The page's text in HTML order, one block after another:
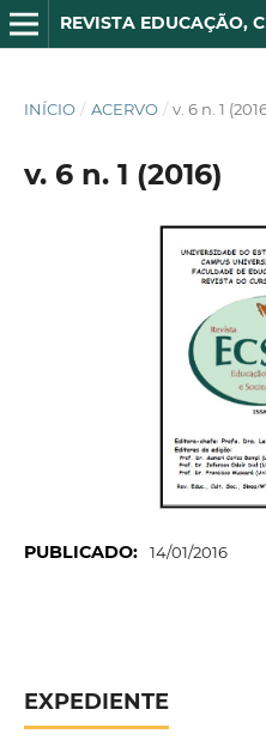
REVISTA EDUCAÇÃO,
INÍCIO / ACERVO / v. 6 n. 1
v. 6 n. 1 (2016)
PUBLICADO: 14/01/2016
EXPEDIENTE